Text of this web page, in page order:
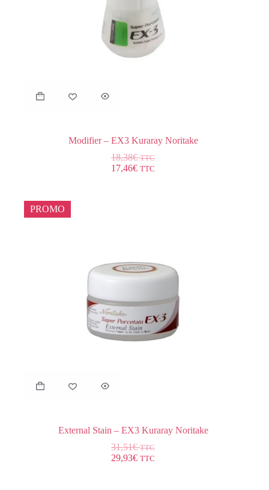
Modifier – EX3 Kuraray Noritake
18,38€ TTC
17,46€ TTC
PROMO
External Stain – EX3 Kuraray Noritake
31,51€ TTC
29,93€ TTC